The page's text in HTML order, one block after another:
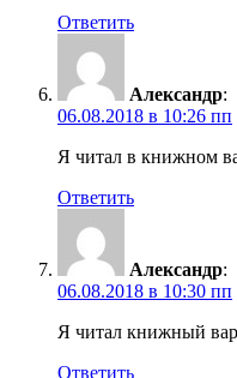
Ответить
Александр:
06.08.2018 в 10:26 пп
Я читал в книжном
Ответить
Александр:
06.08.2018 в 10:30 пп
Я читал книжный
Ответить